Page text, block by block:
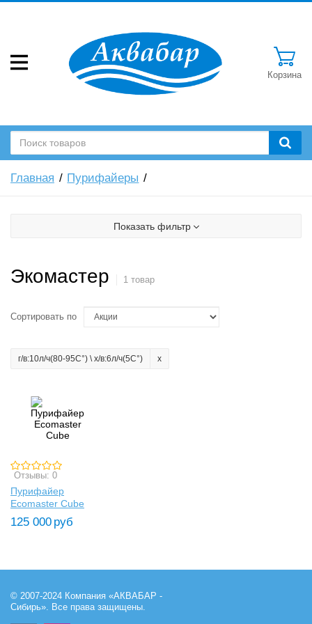
Корзина
Главная Пурифайеры
Показать фильтр
Экомастер 1 товар
Сортировать по
г/в:10л/ч(80-95C°) \ х/в:6л/ч(5C°)
Отзывы: 0
Пурифайер
Ecomaster Cube
125 000 руб
© 2007-2024 Компания «АКВАБАР -
Сибирь». Все права защищены.